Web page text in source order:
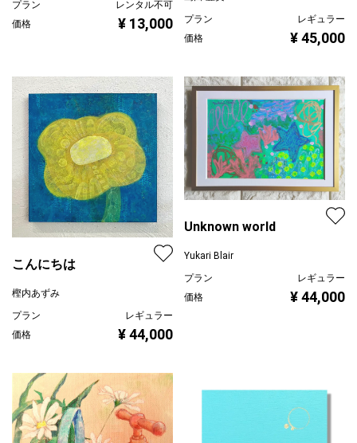
プラン
レンタル不可
価格
¥ 13,000
プラン
レギュラー
価格
¥ 45,000
こんにちは
樫内あずみ
プラン
レギュラー
価格
¥ 44,000
Unknown world
Yukari Blair
プラン
レギュラー
価格
¥ 44,000